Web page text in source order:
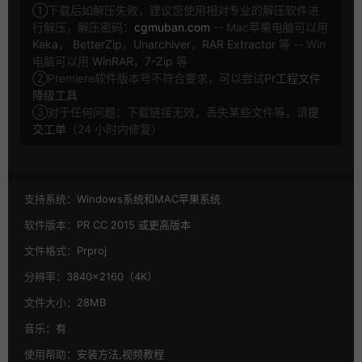
①下载后如解压失败，建议您使用相对专业的解压软件进
行解压，解压密码： cgmuban.com -- Mac苹果电脑可以用
Keka ， BetterZip ， Unarchiver， RAR Extractor 等 -- Win
电脑可以用 WinRAR ， 7-Zip 等
②Premiere软件版本号不符合要求，可以尝试Pr工程文件
降级工具
③对于任何问题：下载链接无效，丢失某些文件等，请提
交工单 （24 小时内修复）
支持系统： Windows系统和MAC苹果系统
软件版本： PR CC 2015 或更高版本
文件格式： Prproj
分辨率： 3840×2160（4K）
文件大小： 28MB
音乐： 有
使用帮助： 安装方法,视频教程